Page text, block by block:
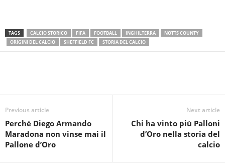
TAGS CALCIO STORICO FIFA FOOTBALL INGHILTERRA
NOTTS COUNTY
ORIGINI DEL CALCIO
SHEFFIELD FC STORIA DEL CALCIO
Previous article
Perché Diego Armando
Maradona non vinse mai il
Pallone d’Oro
Next article
Chi ha vinto più Palloni
d’Oro nella storia del
calcio